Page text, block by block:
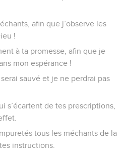
afin que j’observe les
!
à ta promesse, afin que je
mon espérance !
sauvé et je ne perdrai pas
s’écartent de tes prescriptions,
tous les méchants de la
instructions.